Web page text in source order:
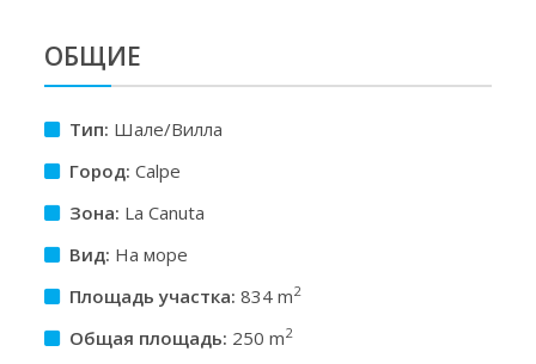
ОБЩИЕ
Тип: Шале/Вилла
Город: Calpe
Зона: La Canuta
Вид: На море
Площадь участкa: 834 m2
Общая площадь: 250 m2